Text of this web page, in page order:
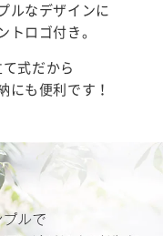
ルなデザインに
トロゴ付き。
式だから
にも便利です！